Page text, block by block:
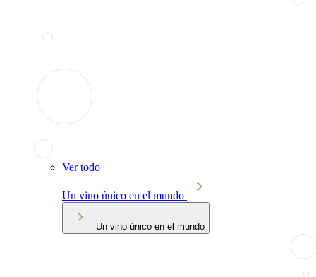
Ver todo
Un vino único en el mundo
Un vino único en el mundo